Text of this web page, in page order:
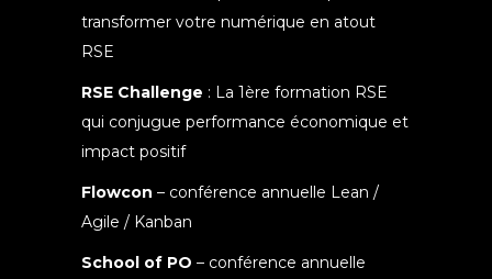
transformer votre numérique en atout
RSE
RSE Challenge : La 1ère formation RSE
qui conjugue performance économique et
impact positif
Flowcon – conférence annuelle Lean /
Agile / Kanban
School of PO – conférence annuelle